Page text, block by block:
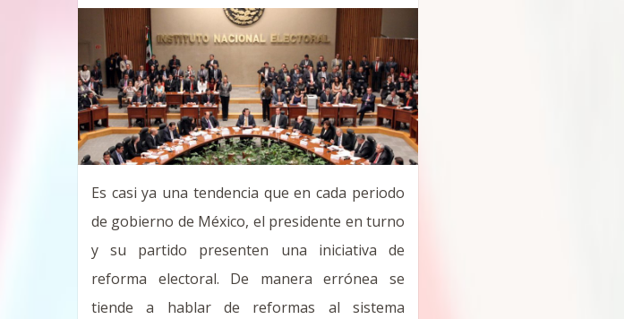
Es casi ya una tendencia que en cada periodo
de gobierno de México, el presidente en turno
y su partido presenten una iniciativa de
reforma electoral. De manera errónea se
tiende a hablar de reformas al sistema